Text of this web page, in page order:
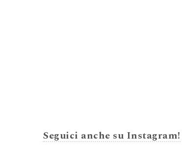
Seguici anche su Instagram!